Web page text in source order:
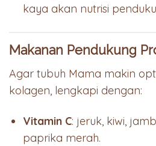
kaya akan nutrisi
Makanan Pendukung
Agar tubuh Mama makin
kolagen, lengkapi dengan:
Vitamin C: jeruk, kiwi,
paprika merah.